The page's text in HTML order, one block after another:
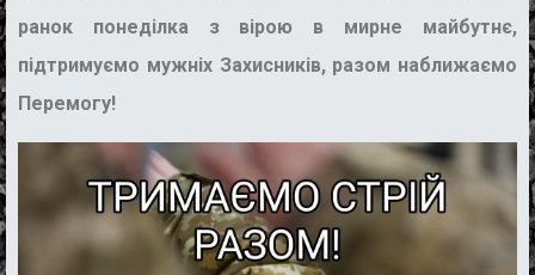
ранок понеділка з вірою в мирне майбутнє,
підтримуємо мужніх Захисників, разом наближаємо
Перемогу!